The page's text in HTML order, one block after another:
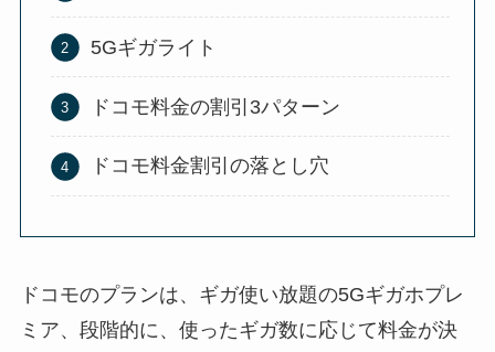
5Gギガライト
ドコモ料金の割引3パターン
ドコモ料金割引の落とし穴
ドコモのプランは、ギガ使い放題の5Gギガホプレ
ミア、段階的に、使ったギガ数に応じて料金が決